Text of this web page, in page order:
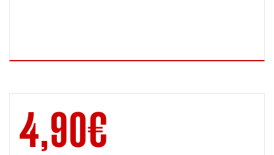
4,90€